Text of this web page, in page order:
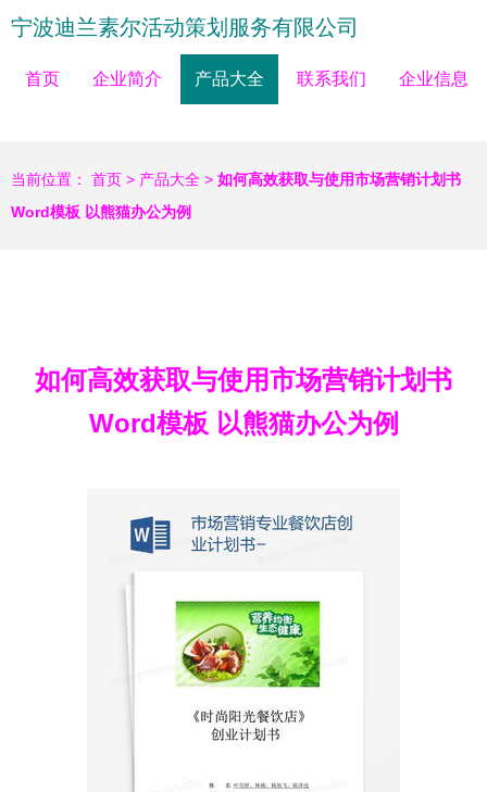
宁波迪兰素尔活动策划服务有限公司
首页 企业简介 产品大全 联系我们 企业信息
当前位置： 首页 > 产品大全 > 如何高效获取与使用市场营销计划书
Word模板 以熊猫办公为例
如何高效获取与使用市场营销计划书
Word模板 以熊猫办公为例